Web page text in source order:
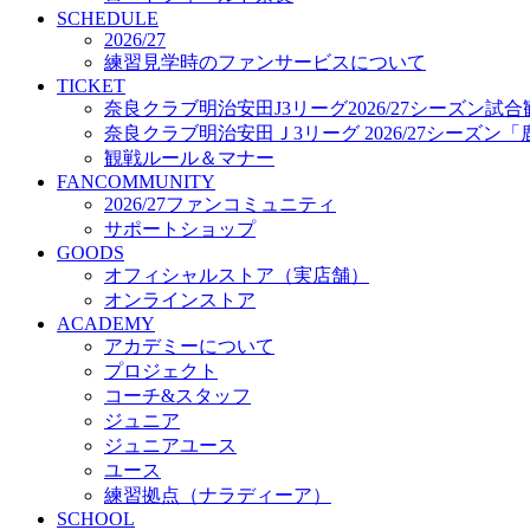
プロジェクト
コーチ&スタッフ
ジュニア
ジュニアユース
ユース
練習拠点（ナラディーア）
SCHOOL
CLUB
2026/27 パートナー企業
パートナー募集
クラブ理念
クラブ情報
サステナビリティ
Web制作支援
応援プロジェクト
SCHEDULE
2026/27
練習見学時のファンサービスについて
TICKET
奈良クラブ明治安田J3リーグ2026/27シーズン試合
奈良クラブ明治安田Ｊ3リーグ 2026/27シーズン「
観戦ルール＆マナー
FANCOMMUNITY
2026/27ファンコミュニティ
サポートショップ
GOODS
オフィシャルストア（実店舗）
オンラインストア
ACADEMY
アカデミーについて
プロジェクト
コーチ&スタッフ
ジュニア
ジュニアユース
ユース
練習拠点（ナラディーア）
SCHOOL